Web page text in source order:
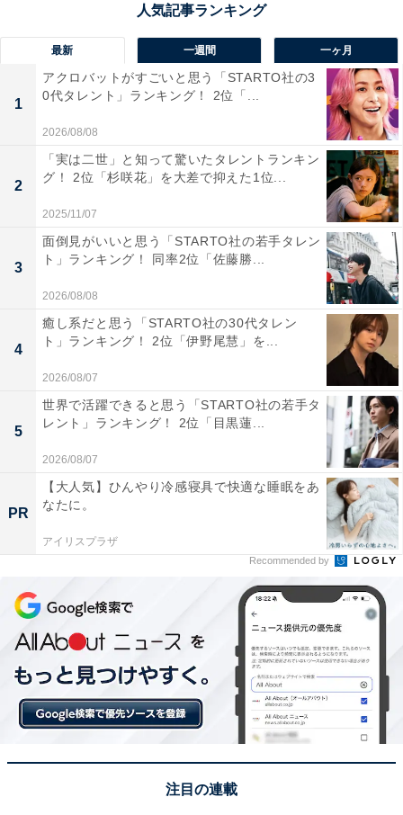
回答者からは「冬の吉野は観光客が少なく、澄んだ空気
と静寂に包まれます。山深い自然に囲まれた温泉で、冷
えた体を芯から温めながら心まで癒やされる、落ち着い
た時間を過ごせるからです」（30代男性／千葉県）、
「看板犬がいるらしく、可愛いので行ってみたいです」
（20代女性／東京都）、「島崎藤村ゆかりの旅館が吉野
にありますが、観光客が少ないであろう冬の時期に泊ま
ってみたいと思い、選びました」（50代女性／福島県）
といった声が集まりました。
1位：十津川温泉／86票
1位に輝いたのは、奈良県最南端の秘境に位置する「十
津川温泉」でした。日本で初めて十津川村内全ての施設
が「源泉かけ流し宣言」をしたことでも知られ、加水・
加温なしの本物の温泉を楽しめるのが最大の魅力です。
冬の厳しい寒さの中で浸かる熱めの湯は格別で、大自然
に抱かれた露天風呂では、澄み渡る冬の星空や深い渓谷
の景色を堪能できます。アクセスの不便ささえも、旅の
トとして高い支持を集めました。
最新 一週間 一ヶ月
1
アクロバットがすごいと思う「STARTO社の3
0代タレント」ランキング！ 2位「...
2026/08/08
2
「実は二世」と知って驚いたタレントランキン
グ！ 2位「杉咲花」を大差で抑えた1位...
2025/11/07
3
面倒見がいいと思う「STARTO社の若手タレン
ト」ランキング！ 同率2位「佐藤勝...
2026/08/08
4
癒し系だと思う「STARTO社の30代タレン
ト」ランキング！ 2位「伊野尾慧」を...
2026/08/07
5
世界で活躍できると思う「STARTO社の若手タ
レント」ランキング！ 2位「目黒蓮...
2026/08/07
PR
【大人気】ひんやり冷感寝具で快適な睡眠をあ
なたに。
アイリスプラザ
Recommended by
注目の連載